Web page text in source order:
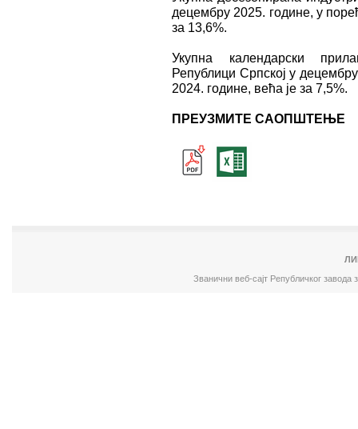
децембру 2025. године, у
за 13,6%.
Укупна календарски
Републици Српској у
2024. године, већа је за 7,5%.
ПРЕУЗМИТЕ САОПШТЕЊЕ
Званични веб-сајт Републичког